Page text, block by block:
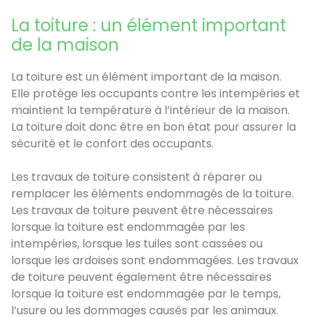
La toiture : un élément important
de la maison
La toiture est un élément important de la maison.
Elle protège les occupants contre les intempéries et
maintient la température à l’intérieur de la maison.
La toiture doit donc être en bon état pour assurer la
sécurité et le confort des occupants.
Les travaux de toiture consistent à réparer ou
remplacer les éléments endommagés de la toiture.
Les travaux de toiture peuvent être nécessaires
lorsque la toiture est endommagée par les
intempéries, lorsque les tuiles sont cassées ou
lorsque les ardoises sont endommagées. Les travaux
de toiture peuvent également être nécessaires
lorsque la toiture est endommagée par le temps,
l’usure ou les dommages causés par les animaux.